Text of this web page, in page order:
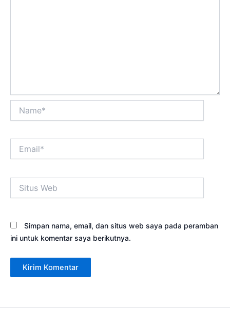
Web
Simpan nama, email, dan situs web saya pada peramban
ini untuk komentar saya berikutnya.